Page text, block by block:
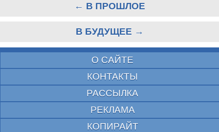
← В ПРОШЛОЕ
В БУДУЩЕЕ →
О САЙТЕ
КОНТАКТЫ
РАССЫЛКА
РЕКЛАМА
КОПИРАЙТ